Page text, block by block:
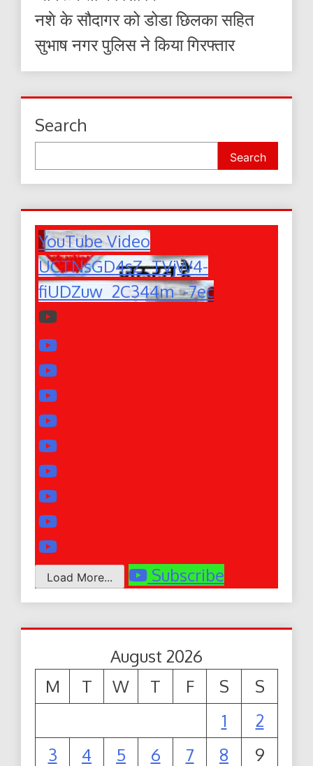
नशे के सौदागर को डोडा छिलका सहित
सुभाष नगर पुलिस ने किया गिरफ्तार
Search
Search
YouTube Video
UCTNsGD4sZ_TVjW4-
fiUDZuw_2C344m_-7ec
Load More... Subscribe
August 2026
M
T W T F S
S
1
2
3
4 5 6 7 8
9